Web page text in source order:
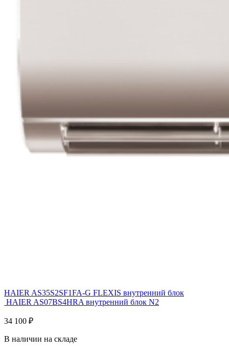
HAIER AS35S2SF1FA-G FLEXIS внутренний блок
HAIER AS07BS4HRA внутренний блок N2
34 100 ₽
В наличии на складе